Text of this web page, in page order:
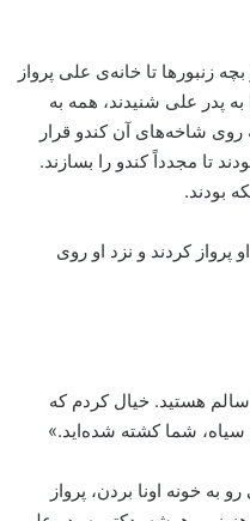
زنبورها تا خانه‌ی علی پرواز
پدر علی شنیدند، همه به
شاخه‌های آن کندو قرار
تا مجدداً کندو را بسازند.
بودند.
پرواز کردند و نزد او روی
هستید. خیال کردم که
شما کشته شده‌اید.»
به خونه اونا بردن، پرواز